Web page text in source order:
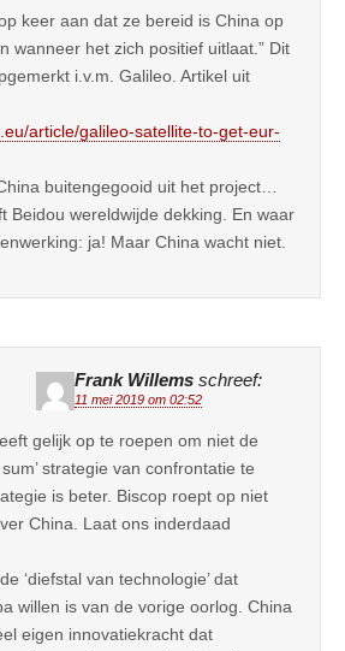
keer aan dat ze bereid is China op
wanneer het zich positief uitlaat.” Dit
i.v.m. Galileo. Artikel uit
article/galileo-satellite-to-get-eur-
buitengegooid uit het project…
Beidou wereldwijde dekking. En waar
ja! Maar China wacht niet.
Frank Willems schreef:
11 mei 2019 om 02:52
gelijk op te roepen om niet de
strategie van confrontatie te
is beter. Biscop roept op niet
China. Laat ons inderdaad
‘diefstal van technologie’ dat
willen is van de vorige oorlog. China
eigen innovatiekracht dat